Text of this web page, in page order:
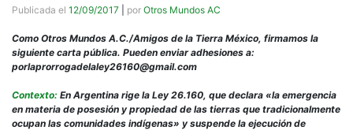
Publicada el 12/09/2017 por Otros Mundos AC
Como Otros Mundos A.C./Amigos de la Tierra México, firmamos la
siguiente carta pública. Pueden enviar adhesiones a:
porlaprorrogadelaley26160@gmail.com
Contexto: En Argentina rige la Ley 26.160, que declara «la emergencia
en materia de posesión y propiedad de las tierras que tradicionalmente
ocupan las comunidades indígenas» y suspende la ejecución de